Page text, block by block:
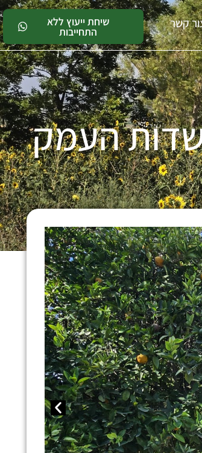
קשר שיחת ייעוץ ללא
התחייבות
העמק